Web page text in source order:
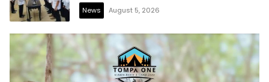
News August 5, 2026